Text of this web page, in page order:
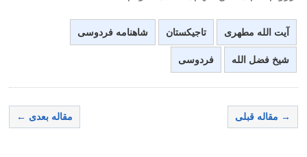
آیت الله مطهری تاجیکستان شاهنامه فردوسی
شیخ فضل الله فردوسی
→ مقاله قبلی مقاله بعدی ←